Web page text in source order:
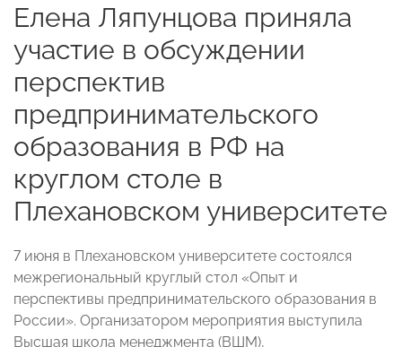
Елена Ляпунцова приняла
участие в обсуждении
перспектив
предпринимательского
образования в РФ на
круглом столе в
Плехановском университете
7 июня в Плехановском университете состоялся
межрегиональный круглый стол «Опыт и
перспективы предпринимательского образования в
России». Организатором мероприятия выступила
Высшая школа менеджмента (ВШМ),